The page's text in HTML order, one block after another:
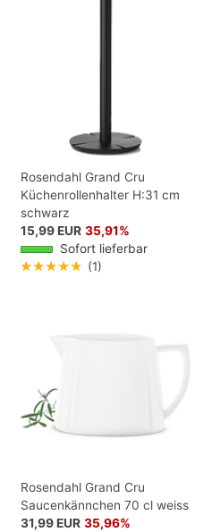
Rosendahl Grand Cru
Küchenrollenhalter H:31 cm
schwarz
15,99 EUR 35,91%
Sofort lieferbar
★★★★★ (1)
Rosendahl Grand Cru
Saucenkännchen 70 cl weiss
31,99 EUR 35,96%